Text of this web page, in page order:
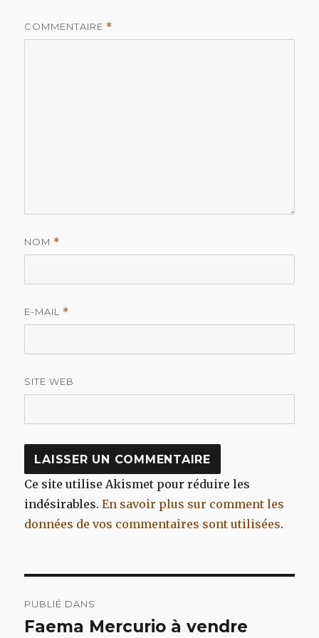
COMMENTAIRE *
NOM *
E-MAIL *
SITE WEB
Ce site utilise Akismet pour réduire les
indésirables.En savoir plus sur comment les
données de vos commentaires sont utilisées.
de
PUBLIÉ DANS
Faema Mercurio à vendre